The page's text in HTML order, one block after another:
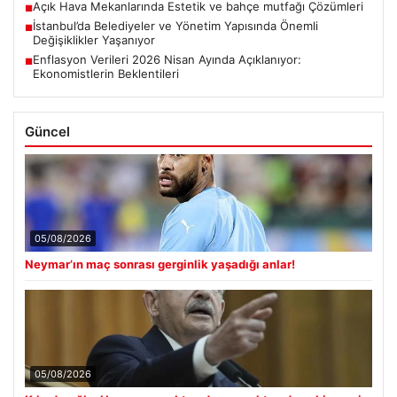
■Açık Hava Mekanlarında Estetik ve bahçe mutfağı Çözümleri
■İstanbul’da Belediyeler ve Yönetim Yapısında Önemli
Değişiklikler Yaşanıyor
■Enflasyon Verileri 2026 Nisan Ayında Açıklanıyor:
Ekonomistlerin Beklentileri
Güncel
05/08/2026
Neymar’ın maç sonrası gerginlik yaşadığı anlar!
05/08/2026